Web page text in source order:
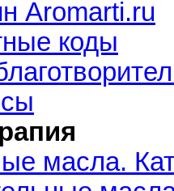
Aromarti.ru
коды
масла.